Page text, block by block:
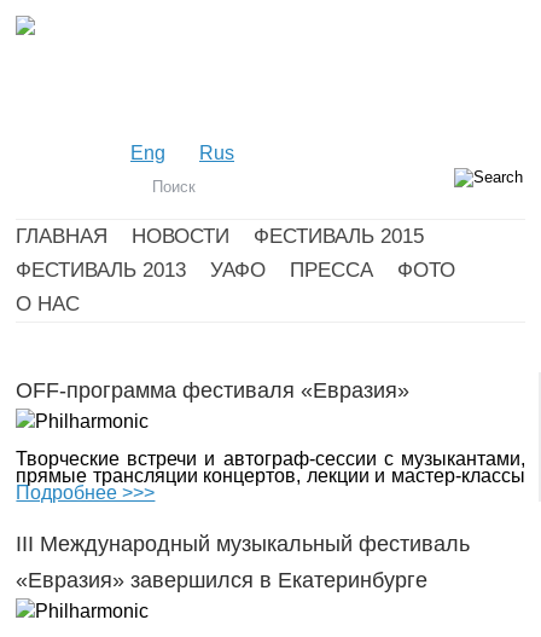
Eng Rus
ГЛАВНАЯ НОВОСТИ
ФЕСТИВАЛЬ 2015
ФЕСТИВАЛЬ 2013
УАФО ПРЕССА
ФОТО
О НАС
OFF-программа фестиваля «Евразия»
Творческие встречи и автограф-сессии с музыкантами,
прямые трансляции концертов, лекции и мастер-классы
Подробнее >>>
III Международный музыкальный фестиваль
«Евразия» завершился в Екатеринбурге